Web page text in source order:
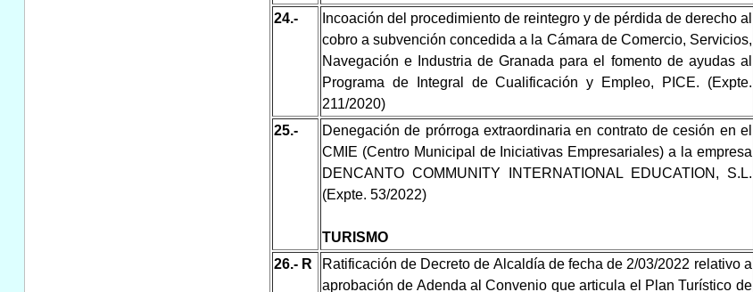
24.-
Incoación del procedimiento de reintegro y de pérdida de derecho al
cobro a subvención concedida a la Cámara de Comercio, Servicios,
Navegación e Industria de Granada para el fomento de ayudas al
Programa de Integral de Cualificación y Empleo, PICE. (Expte.
211/2020)
25.-
Denegación de prórroga extraordinaria en contrato de cesión en el
CMIE (Centro Municipal de Iniciativas Empresariales) a la empresa
DENCANTO COMMUNITY INTERNATIONAL EDUCATION, S.L.
(Expte. 53/2022)
TURISMO
26.- R
Ratificación de Decreto de Alcaldía de fecha de 2/03/2022 relativo a
aprobación de Adenda al Convenio que articula el Plan Turístico de